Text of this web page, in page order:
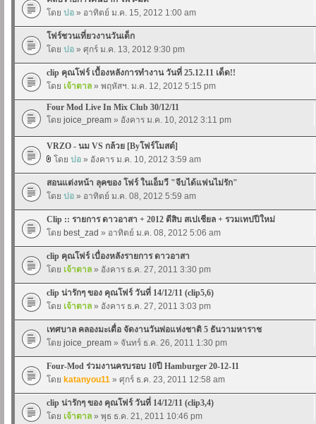
โดย ปอ » อาทิตย์ ม.ค. 15, 2012 1:00 am
โฟร์ชวนเที่ยวงานวันเด็ก
โดย ปอ » ศุกร์ ม.ค. 13, 2012 9:30 pm
clip คุณโฟร์ เบื้องหลังการทำงาน วันที่ 25.12.11 เด็ด!!
โดย เจ้าตาล » พฤหัสฯ. ม.ค. 12, 2012 5:15 pm
Four Mod Live In Mix Club 30/12/11
โดย joice_pream » อังคาร ม.ค. 10, 2012 3:11 pm
VRZO - นม VS กล้วย [Byโฟร์โมสต์]
โดย ปอ » อังคาร ม.ค. 10, 2012 3:59 am
สอนแต่งหน้า ลุคของ โฟร์ ในเอ็มวี "จีบได้แฟนไม่รัก"
โดย ปอ » อาทิตย์ ม.ค. 08, 2012 5:59 am
Clip :: รายการ ดาวอาสา + 2012 ตีสิบ สเปเชียล + รวมเทปปีใหม่
โดย best_zad » อาทิตย์ ม.ค. 08, 2012 5:06 am
clip คุณโฟร์ เบื่องหลังรายการ ดาวอาสา
โดย เจ้าตาล » อังคาร ธ.ค. 27, 2011 3:30 pm
clip น่ารักๆ ของ คุณโฟร์ วันที่ 14/12/11 (clip5,6)
โดย เจ้าตาล » อังคาร ธ.ค. 27, 2011 3:03 pm
เทศบาล คลองมะเดื่อ จัดงานวันพ่อแห่งชาติ 5 ธันวามหาราช
โดย joice_pream » จันทร์ ธ.ค. 26, 2011 1:30 pm
Four-Mod ร่วมงานครบรอบ 10ปี Hamburger 20-12-11
โดย katanyou11 » ศุกร์ ธ.ค. 23, 2011 12:58 am
clip น่ารักๆ ของ คุณโฟร์ วันที่ 14/12/11 (clip3,4)
โดย เจ้าตาล » พุธ ธ.ค. 21, 2011 10:46 pm